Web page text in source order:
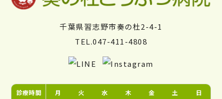
千葉県習志野市奏の杜2-4-1
TEL.047-411-4808
診療時間 月 火 水 木 金 土 日